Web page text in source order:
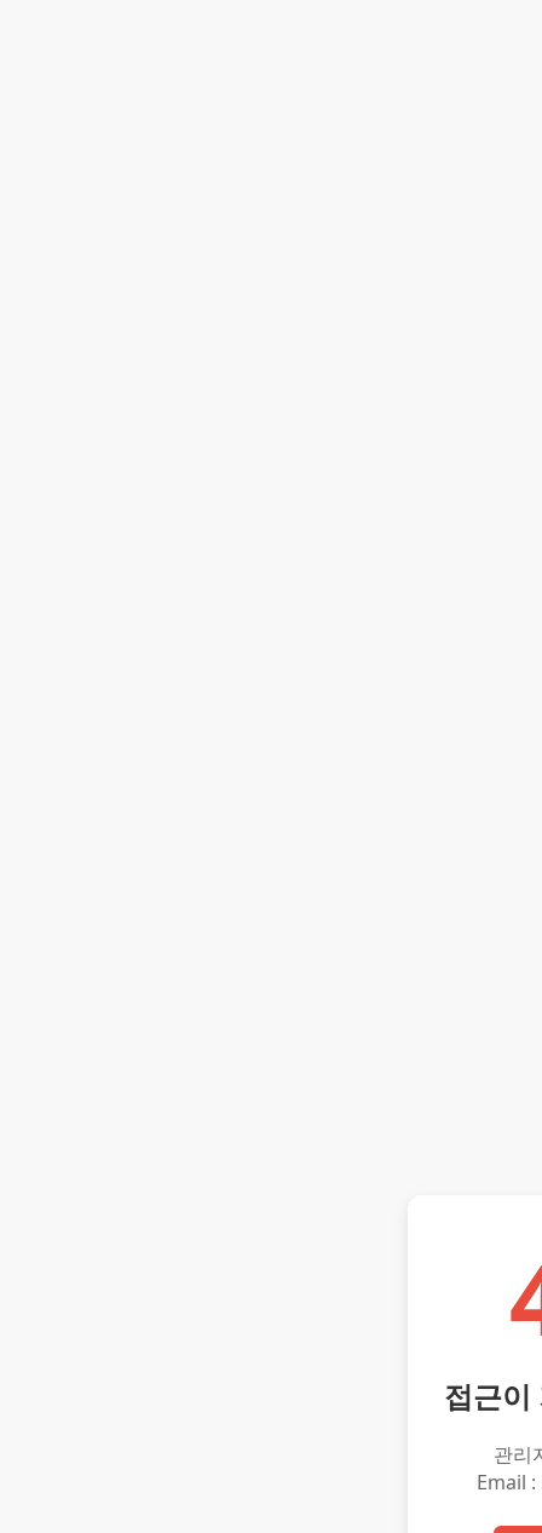
접근이
관리
Email